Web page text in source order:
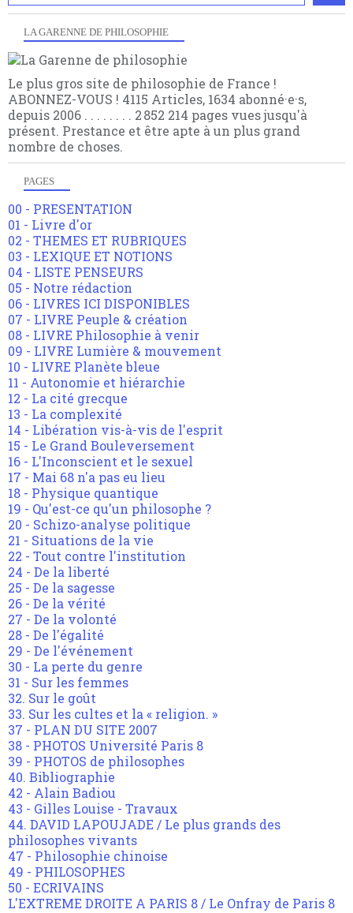
LA GARENNE DE PHILOSOPHIE
Le plus gros site de philosophie de France !
ABONNEZ-VOUS ! 4115 Articles, 1634 abonné·e·s,
depuis 2006 . . . . . . . . 2 852 214 pages vues jusqu'à
présent. Prestance et être apte à un plus grand
nombre de choses.
PAGES
00 - PRESENTATION
01 - Livre d'or
02 - THEMES ET RUBRIQUES
03 - LEXIQUE ET NOTIONS
04 - LISTE PENSEURS
05 - Notre rédaction
06 - LIVRES ICI DISPONIBLES
07 - LIVRE Peuple & création
08 - LIVRE Philosophie à venir
09 - LIVRE Lumière & mouvement
10 - LIVRE Planète bleue
11 - Autonomie et hiérarchie
12 - La cité grecque
13 - La complexité
14 - Libération vis-à-vis de l'esprit
15 - Le Grand Bouleversement
16 - L'Inconscient et le sexuel
17 - Mai 68 n'a pas eu lieu
18 - Physique quantique
19 - Qu'est-ce qu'un philosophe ?
20 - Schizo-analyse politique
21 - Situations de la vie
22 - Tout contre l'institution
24 - De la liberté
25 - De la sagesse
26 - De la vérité
27 - De la volonté
28 - De l'égalité
29 - De l'événement
30 - La perte du genre
31 - Sur les femmes
32. Sur le goût
33. Sur les cultes et la « religion. »
37 - PLAN DU SITE 2007
38 - PHOTOS Université Paris 8
39 - PHOTOS de philosophes
40. Bibliographie
42 - Alain Badiou
43 - Gilles Louise - Travaux
44. DAVID LAPOUJADE / Le plus grands des
philosophes vivants
47 - Philosophie chinoise
49 - PHILOSOPHES
50 - ECRIVAINS
L'EXTREME DROITE A PARIS 8 / Le Onfray de Paris 8